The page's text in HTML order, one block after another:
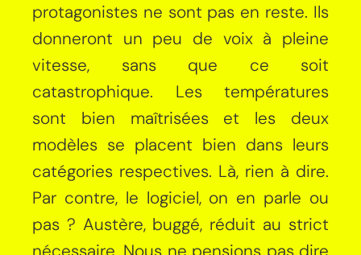
protagonistes ne sont pas en reste. Ils
donneront un peu de voix à pleine
vitesse, sans que ce soit
catastrophique. Les températures
sont bien maîtrisées et les deux
modèles se placent bien dans leurs
catégories respectives. Là, rien à dire.
Par contre, le logiciel, on en parle ou
pas ? Austère, buggé, réduit au strict
nécessaire. Nous ne pensions pas dire